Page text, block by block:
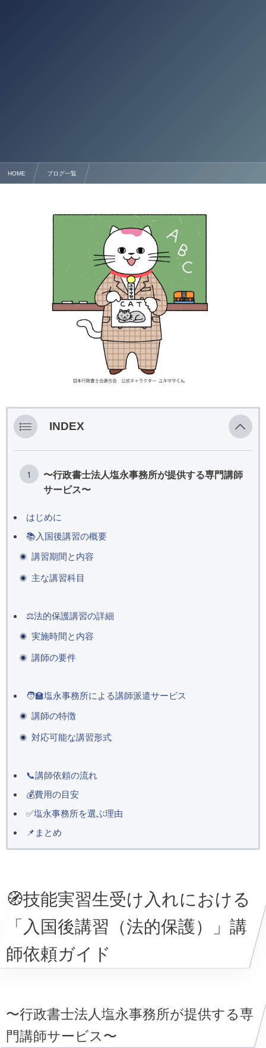
HOME ブログ一覧
INDEX
〜行政書士法人塩永事務所が提供する専門講師
サービス〜
はじめに
📚入国後講習の概要
講習期間と内容
主な講習科目
⚖法的保護講習の詳細
実施時間と内容
講師の要件
🧑‍🏫塩永事務所による講師派遣サービス
講師の特徴
対応可能な講習形式
📞講師依頼の流れ
💰費用の目安
✅塩永事務所を選ぶ理由
📌まとめ
🧭技能実習生受け入れにおける
「入国後講習（法的保護）」講
師依頼ガイド
〜行政書士法人塩永事務所が提供する専
門講師サービス〜